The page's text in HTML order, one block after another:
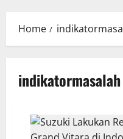
Home
indikatormasalah